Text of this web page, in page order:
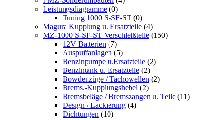
Leistungsdiagramme (0)
Tuning 1000 S-SF-ST (0)
Magura Kupplung u. Ersatzteile (4)
MZ-1000 S-SF-ST Verschleißteile (150)
12V Batterien (7)
Auspuffanlagen (5)
Benzinpumpe u.Ersatzteile (2)
Benzintank u. Ersatzteile (2)
Bowdenzüge / Tachowellen (2)
Brems.-Kupplungshebel (2)
Bremsbeläge / Bremszangen u. Teile (11)
Design / Lackierung (4)
Dichtungen (10)